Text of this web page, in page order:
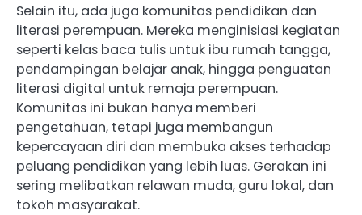
Selain itu, ada juga komunitas pendidikan dan
literasi perempuan. Mereka menginisiasi kegiatan
seperti kelas baca tulis untuk ibu rumah tangga,
pendampingan belajar anak, hingga penguatan
literasi digital untuk remaja perempuan.
Komunitas ini bukan hanya memberi
pengetahuan, tetapi juga membangun
kepercayaan diri dan membuka akses terhadap
peluang pendidikan yang lebih luas. Gerakan ini
sering melibatkan relawan muda, guru lokal, dan
tokoh masyarakat.